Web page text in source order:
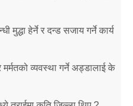
मुद्धा हेर्ने र दन्ड सजाय गर्ने कार्य
मर्मतको व्यवस्था गर्ने अड्डालाई के